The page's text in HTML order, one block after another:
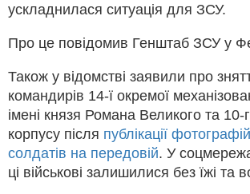
ускладнилася ситуація для ЗСУ.
Про це повідомив Генштаб ЗСУ у
Також у відомстві заявили про
командирів 14-ї окремої
імені князя Романа Великого та 10-
корпусу після публікації
солдатів на передовій. У
ці військові залишилися без їжі та